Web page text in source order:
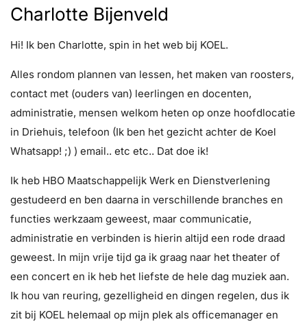
Charlotte Bijenveld
Hi! Ik ben Charlotte, spin in het web bij KOEL.
Alles rondom plannen van lessen, het maken van roosters,
contact met (ouders van) leerlingen en docenten,
administratie, mensen welkom heten op onze hoofdlocatie
in Driehuis, telefoon (Ik ben het gezicht achter de Koel
Whatsapp! ;) ) email.. etc etc.. Dat doe ik!
Ik heb HBO Maatschappelijk Werk en Dienstverlening
gestudeerd en ben daarna in verschillende branches en
functies werkzaam geweest, maar communicatie,
administratie en verbinden is hierin altijd een rode draad
geweest. In mijn vrije tijd ga ik graag naar het theater of
een concert en ik heb het liefste de hele dag muziek aan.
Ik hou van reuring, gezelligheid en dingen regelen, dus ik
zit bij KOEL helemaal op mijn plek als officemanager en